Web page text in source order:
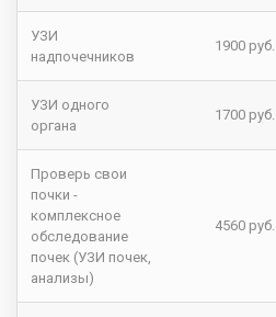
УЗИ
надпочечников
1900 руб.
УЗИ одного
органа
1700 руб.
Проверь свои
почки -
комплексное
обследование
почек (УЗИ почек,
анализы)
4560 руб.